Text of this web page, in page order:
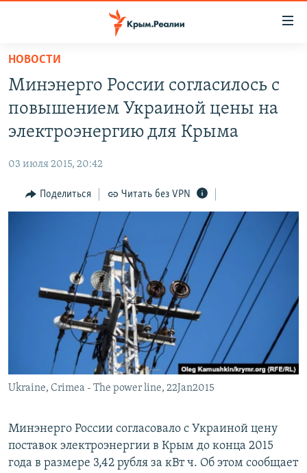
Вернуться
основному
содержанию
главной
Вернутся
СПЕЦПРОЕКТЫ
11 ЛЕТ ОККУПАЦИИ КРЫМА. 11 ИСТОРИЙ СОПРОТИВЛЕНИЯ
ЕЩЕ
ИНТЕРАКТИВ
ТЕЛЕПРОЕКТ КРЫМ.РЕАЛИИ
СОВЕТЫ ПРАВОЗАЩИТНИКОВ
ПРОПАВШИЕ БЕЗ ВЕСТИ
ПОБЕДИТЕЛЕЙ НЕ СУДЯТ?
КРЫМ.НЕПОКОРЕННЫЙ
УКРАИНСКАЯ ПРОБЛЕМА КРЫМА
РАДІО СВОБОДА
КАК ОБОЙТИ БЛОКИРОВКУ
ПРИСОЕДИНЯЙТЕСЬ!
НОВОСТИ
Минэнерго России согласилось с
повышением Украиной цены на
электроэнергию для Крыма
03 июля 2015, 20:42
Поделиться Читать без VPN
Ukraine, Crimea - The power line, 22Jan2015
Минэнерго России согласовало с Украиной цену
поставок электроэнергии в Крым до конца 2015
года в размере 3,42 рубля за кВт ч. Об этом сообщает